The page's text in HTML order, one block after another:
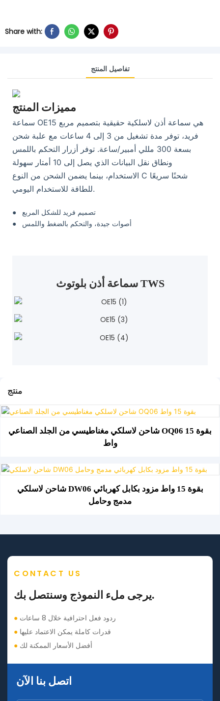
Share with:
تفاصيل المنتج
مميزات المنتج
سماعة OE15 هي سماعة أذن لاسلكية حقيقية بتصميم مربع
فريد، توفر مدة تشغيل من 3 إلى 4 ساعات مع علبة شحن
بسعة 300 مللي أمبير/ساعة. توفر أزرار التحكم باللمس
ونطاق نقل البيانات الذي يصل إلى 10 أمتار سهولة
الاستخدام، بينما يضمن الشحن من النوع C شحنًا سريعًا
للطاقة للاستخدام اليومي.
● تصميم فريد للشكل المربع
●
أصوات جيدة، والتحكم بالضغط واللمس
سماعة أذن بلوتوث TWS
منتج
شاحن لاسلكي مغناطيسي من الجلد الصناعي OQ06 بقوة 15
واط
شاحن لاسلكي DW06 بقوة 15 واط مزود بكابل كهربائي
مدمج وحامل
CONTACT US
يرجى ملء النموذج وسنتصل بك.
●
ردود فعل احترافية خلال 8 ساعات
● قدرات كاملة يمكن الاعتماد عليها
● أفضل الأسعار الممكنة لك
اتصل بنا الآن